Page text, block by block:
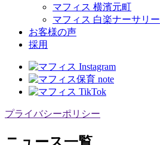
マフィス 横濱元町
マフィス 白楽ナーサリー
お客様の声
採用
プライバシーポリシー